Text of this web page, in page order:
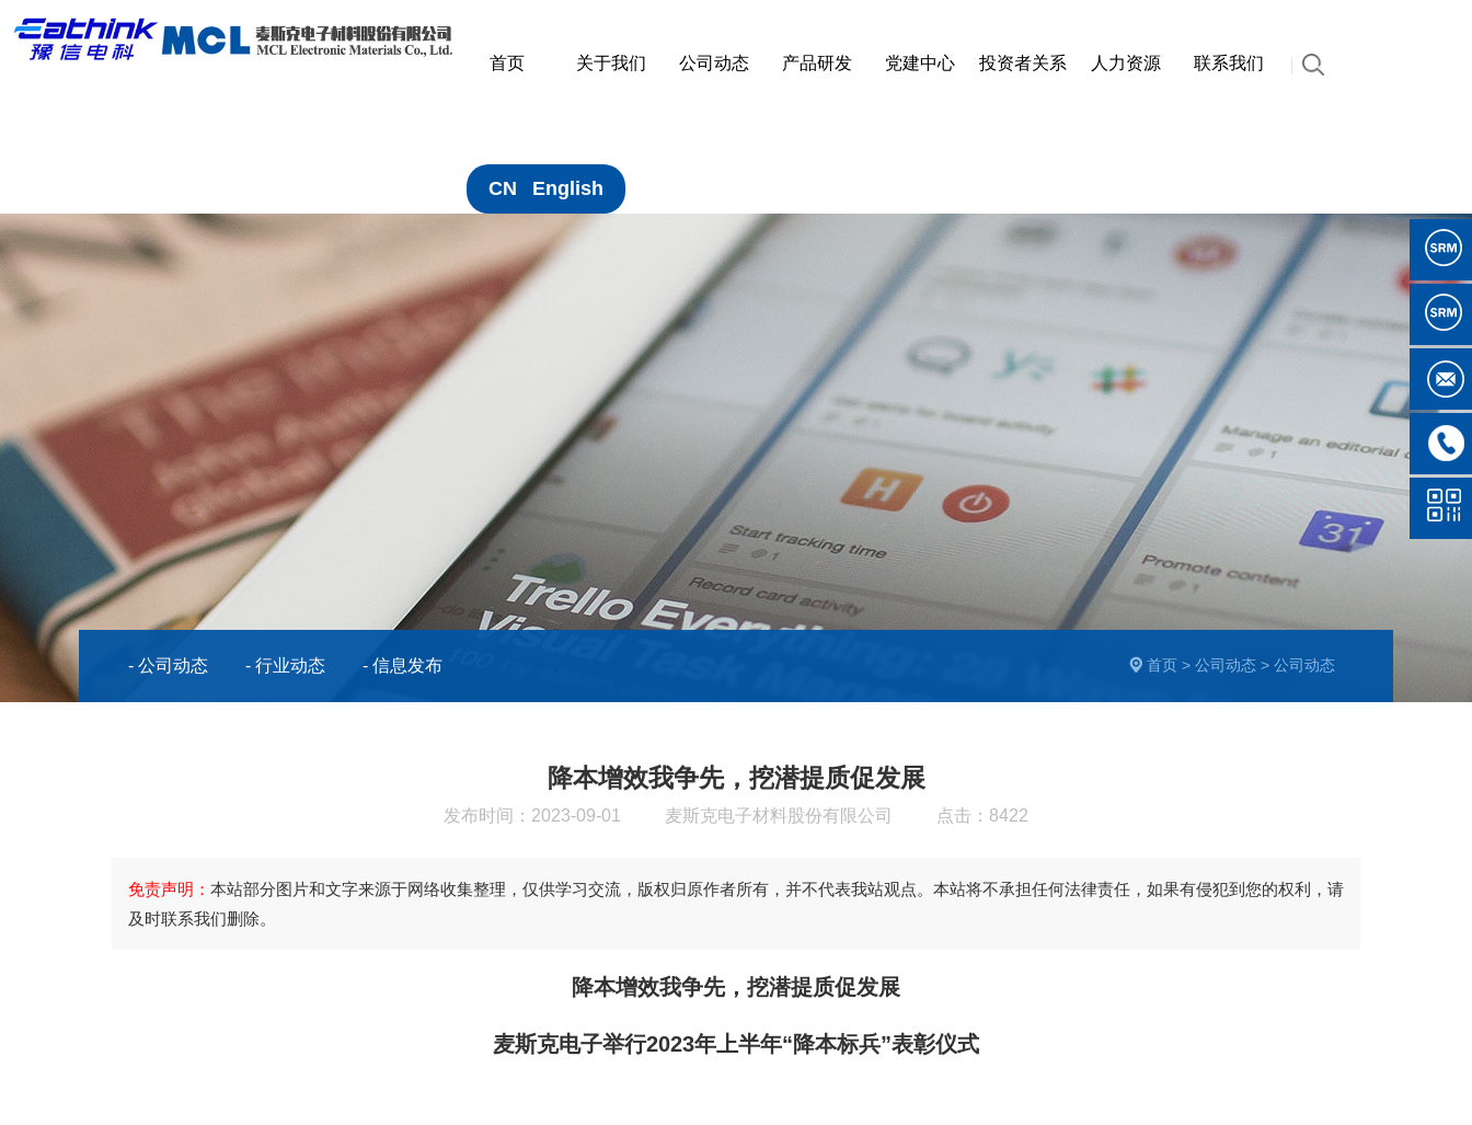
首页 关于我们 公司动态 产品研发 党建中心 投资者关系 人力资源 联系我们
CN English
- 公司动态 - 行业动态 - 信息发布 首页 >公司动态 >公司动态
降本增效我争先，挖潜提质促发展
发布时间：2023-09-01 麦斯克电子材料股份有限公司 点击：8422
免责声明： 本站部分图片和文字来源于网络收集整理，仅供学习交流，版权归原作者所有，并不代表我站观点。本站将不承担任何法律责任，如果有侵犯到您的权利，请
及时联系我们删除。
降本增效我争先，挖潜提质促发展
麦斯克电子举行2023年上半年“降本标兵”表彰仪式